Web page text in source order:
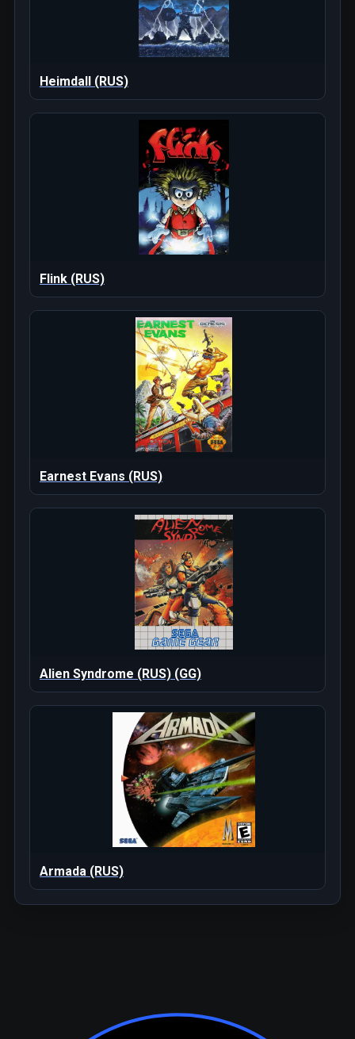
Heimdall (RUS)
Flink (RUS)
Earnest Evans (RUS)
Alien Syndrome (RUS) (GG)
Armada (RUS)